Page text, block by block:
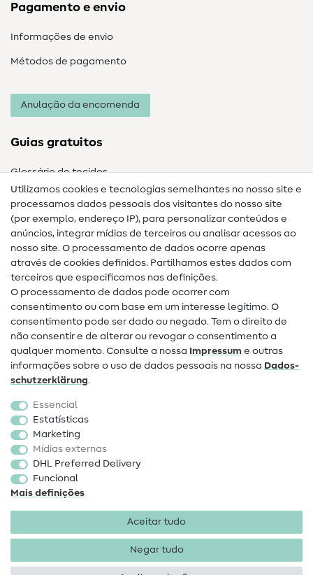
Pagamento e envio
Informações de envio
Métodos de pagamento
Anulação da encomenda
Guias gratuitos
Glossário de tecidos
Guias de costura
Ajuda e contacto
Contacto
Mudança de proprietário
Perguntas frequentes (FAQ)
Direito de cancelamento
Popular
Tecidos
Acessórios de costura
Promoção
Utilizamos cookies e tecnologias semelhantes no nosso site e
processamos dados pessoais dos visitantes do nosso site
(por exemplo, endereço IP), para personalizar conteúdos e
anúncios, integrar mídias de terceiros ou analisar acessos ao
nosso site. O processamento de dados ocorre apenas
através de cookies definidos. Partilhamos estes dados com
terceiros que especificamos nas definições.
O processamento de dados pode ocorrer com
consentimento ou com base em um interesse legítimo. O
consentimento pode ser dado ou negado. Tem o direito de
não consentir e de alterar ou revogar o consentimento a
qualquer momento. Consulte a nossa Impressum e outras
informações sobre o uso de dados pessoais na nossa Dados­
schutz­erklärung.
Essencial
Estatísticas
Marketing
Mídias externas
DHL Preferred Delivery
Funcional
Mais definições
Aceitar tudo
Negar tudo
Proteção de dados
condições
Direito de rescisão